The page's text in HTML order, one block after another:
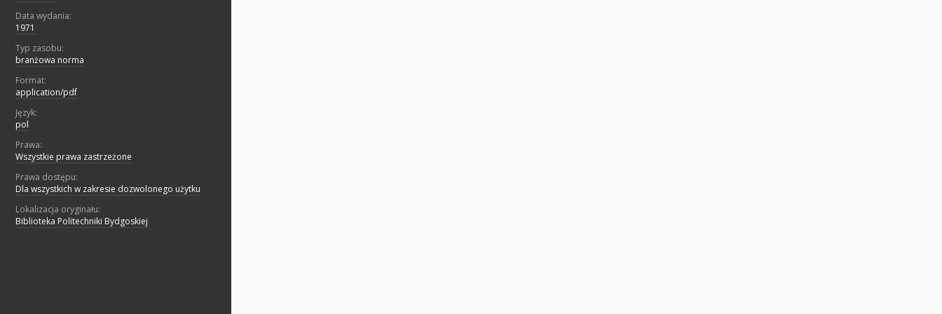
Data wydania:
1971
Typ zasobu:
branżowa norma
Format:
application/pdf
Język:
pol
Prawa:
Wszystkie prawa zastrzeżone
Prawa dostępu:
Dla wszystkich w zakresie dozwolonego użytku
Lokalizacja oryginału:
Biblioteka Politechniki Bydgoskiej